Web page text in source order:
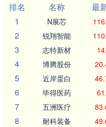
排名
名称 最
1
N展芯
2 锐翔智能
3 志特新材
4 博腾股份
5 近岸蛋白
6 毕得医药
7 五洲医疗
8 耐科装备